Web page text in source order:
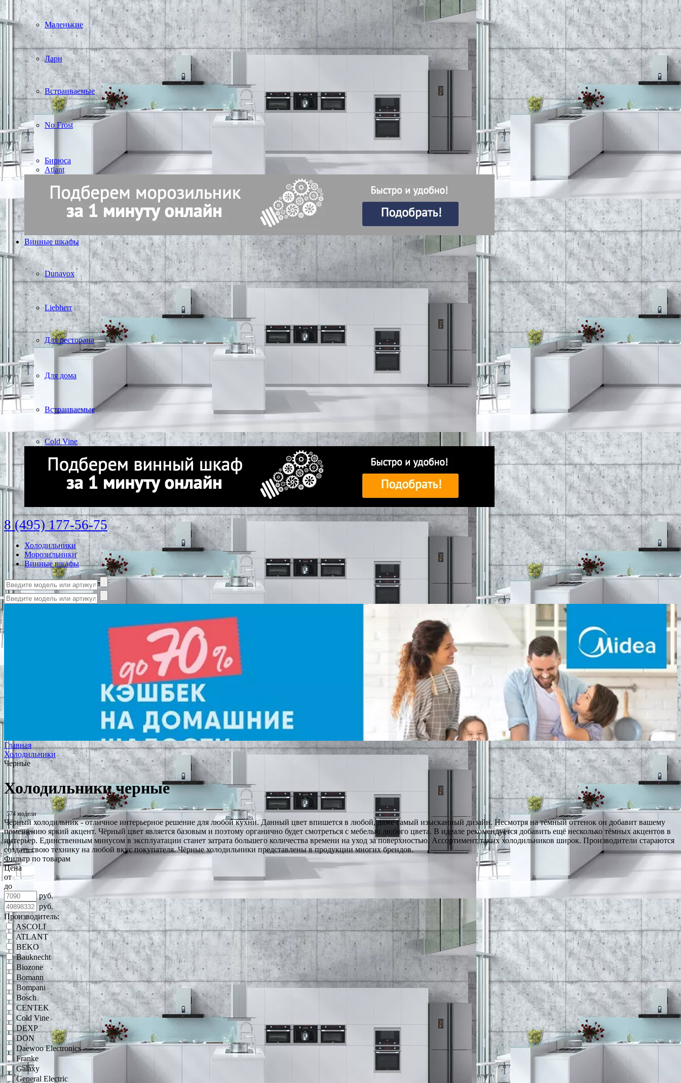
Маленькие
Лари
Встраиваемые
No Frost
Бирюса
Atlant
Винные шкафы
Dunavox
Liebherr
Для ресторана
Для дома
Встраиваемые
Cold Vine
8 (495) 177-56-75
Холодильники
Морозильники
Винные шкафы
Главная
Холодильники
Черные
Холодильники черные
574 модели
Чёрный холодильник - отличное интерьерное решение для любой кухни. Данный цвет впишется в любой, даже самый изысканный дизайн. Несмотря на тёмный оттенок он добавит вашему
помещению яркий акцент. Чёрный цвет является базовым и поэтому органично будет смотреться с мебелью любого цвета. В идеале рекомендуется добавить ещё несколько тёмных акцентов в
интерьер. Единственным минусом в эксплуатации станет затрата большего количества времени на уход за поверхностью. Ассортимент таких холодильников широк. Производители стараются
создать свою технику на любой вкус покупателя. Чёрные холодильники представлены в продукции многих брендов.
Фильтр по товарам
Цена
от
до
руб.
руб.
Производитель:
ASCOLI
ATLANT
BEKO
Bauknecht
Biozone
Bomann
Bompani
Bosch
CENTEK
Cold Vine
DEXP
DON
Daewoo Electronics
Franke
Galaxy
General Electric